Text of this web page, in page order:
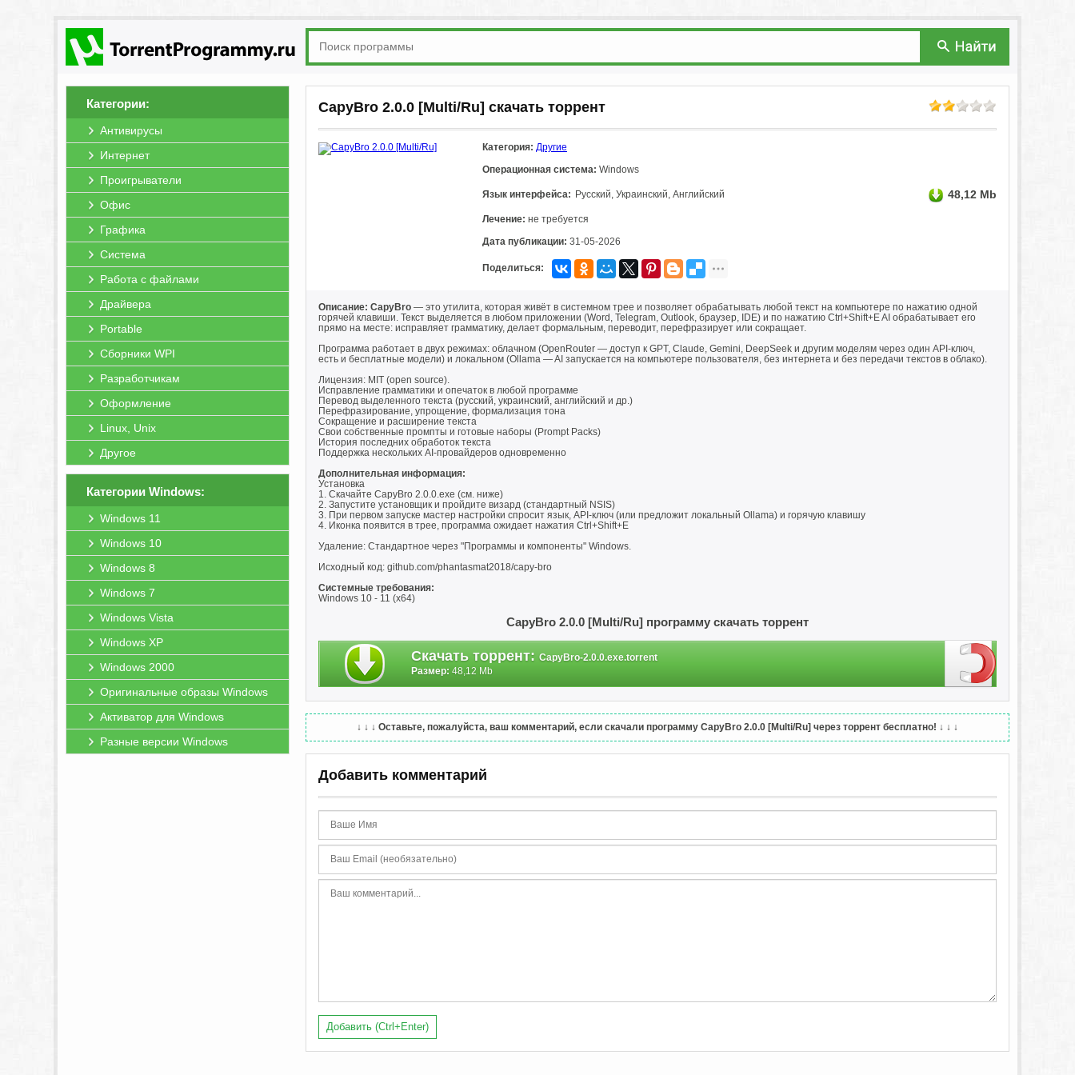
Категории:
Антивирусы
Интернет
Проигрыватели
Офис
Графика
Система
Работа с файлами
Драйвера
Portable
Сборники WPI
Разработчикам
Оформление
Linux, Unix
Другое
Категории Windows:
Windows 11
Windows 10
Windows 8
Windows 7
Windows Vista
Windows XP
Windows 2000
Оригинальные образы Windows
Активатор для Windows
Разные версии Windows
CapyBro 2.0.0 [Multi/Ru] скачать торрент
Категория: Другие
Операционная система: Windows
Язык интерфейса: Русский, Украинский, Английский 48,12 Mb
Лечение: не требуется
Дата публикации: 31-05-2026
Поделиться:
Описание: CapyBro — это утилита, которая живёт в системном трее и позволяет обрабатывать любой текст на компьютере по нажатию одной
горячей клавиши. Текст выделяется в любом приложении (Word, Telegram, Outlook, браузер, IDE) и по нажатию Ctrl+Shift+E AI обрабатывает его
прямо на месте: исправляет грамматику, делает формальным, переводит, перефразирует или сокращает.
Программа работает в двух режимах: облачном (OpenRouter — доступ к GPT, Claude, Gemini, DeepSeek и другим моделям через один API-ключ,
есть и бесплатные модели) и локальном (Ollama — AI запускается на компьютере пользователя, без интернета и без передачи текстов в облако).
Лицензия: MIT (open source).
Исправление грамматики и опечаток в любой программе
Перевод выделенного текста (русский, украинский, английский и др.)
Перефразирование, упрощение, формализация тона
Сокращение и расширение текста
Свои собственные промпты и готовые наборы (Prompt Packs)
История последних обработок текста
Поддержка нескольких AI-провайдеров одновременно
Дополнительная информация:
Установка
1. Скачайте CapyBro 2.0.0.exe (см. ниже)
2. Запустите установщик и пройдите визард (стандартный NSIS)
3. При первом запуске мастер настройки спросит язык, API-ключ (или предложит локальный Ollama) и горячую клавишу
4. Иконка появится в трее, программа ожидает нажатия Ctrl+Shift+E
Удаление: Стандартное через "Программы и компоненты" Windows.
Исходный код: github.com/phantasmat2018/capy-bro
Системные требования:
Windows 10 - 11 (x64)
CapyBro 2.0.0 [Multi/Ru] программу скачать торрент
Скачать торрент: CapyBro-2.0.0.exe.torrent
Размер: 48,12 Mb
↓ ↓ ↓ Оставьте, пожалуйста, ваш комментарий, если скачали программу CapyBro 2.0.0 [Multi/Ru] через торрент бесплатно! ↓ ↓ ↓
Добавить комментарий
Добавить (Ctrl+Enter)